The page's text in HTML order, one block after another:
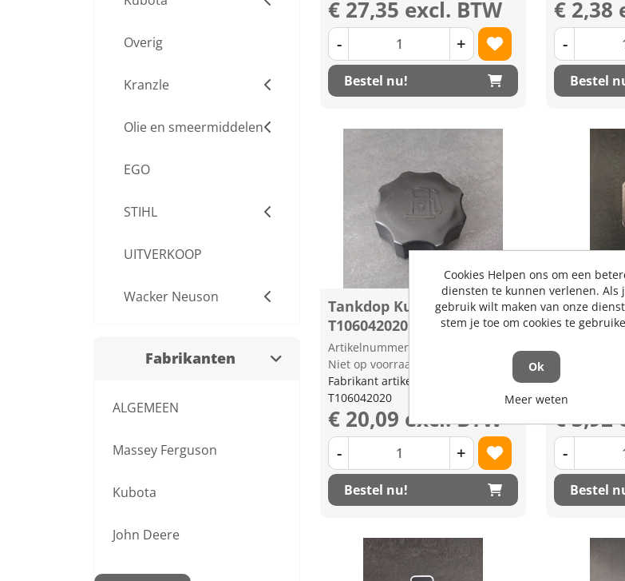
Overig
Kranzle
Olie en smeermiddelen
EGO
STIHL
UITVERKOOP
Wacker Neuson
Fabrikanten
ALGEMEEN
Massey Ferguson
Kubota
John Deere
€ 27,35 excl. BTW
- +
Bestel nu!
€ 2,38
-
Bestel
Tankdop Kubota
T106042020
Artikelnummer: 1328926
Niet op voorraad
Fabrikant artikel nummer:
T106042020
€ 20,09 excl. BTW
- +
Bestel nu!
Fabrikant
T007016420
€ 3,92
-
Bestel
Cookies Helpen ons om een
diensten te kunnen verlenen. Als
gebruik wilt maken van onze
stem je toe om cookies te
Ok
Meer weten